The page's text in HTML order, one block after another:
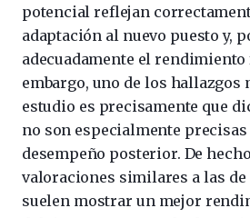
potencial reflejan
adaptación al nuevo puesto y,
adecuadamente el rendimiento
embargo, uno de los hallazgos
estudio es precisamente que
no son especialmente
desempeño posterior. De
valoraciones similares a las
suelen mostrar un mejor